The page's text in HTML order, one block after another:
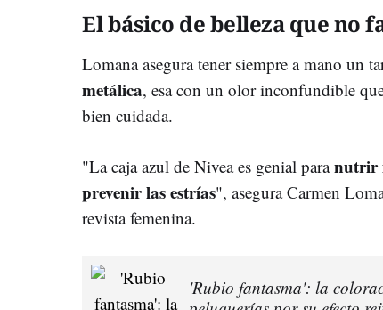
El básico de belleza que no
Lomana asegura tener siempre a mano un
metálica, esa con un olor inconfundible
bien cuidada.
"La caja azul de Nivea es genial paranutrir
prevenir las estrías", asegura Carmen
revista femenina.
'Rubio fantasma': la